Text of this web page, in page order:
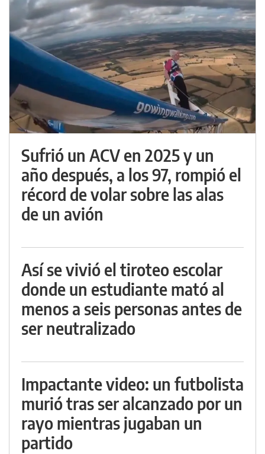
Sufrió un ACV en 2025 y un
año después, a los 97, rompió el
récord de volar sobre las alas
de un avión
Así se vivió el tiroteo escolar
donde un estudiante mató al
menos a seis personas antes de
ser neutralizado
Impactante video: un futbolista
murió tras ser alcanzado por un
rayo mientras jugaban un
partido